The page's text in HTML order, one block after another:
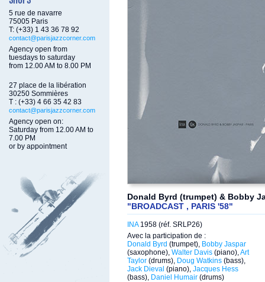
5 rue de navarre
75005 Paris
T: (+33) 1 43 36 78 92
contact@parisjazzcorner.com
Agency open from
tuesdays to saturday
from 12.00 AM to 8.00 PM
27 place de la libération
30250 Sommières
T : (+33) 4 66 35 42 83
contact@parisjazzcorner.com
Agency open on:
Saturday from 12.00 AM to
7.00 PM
or by appointment
Donald Byrd (trumpet) & Bobby
"BROADCAST , PARIS '58"
INA1958 (réf. SRLP26)
Avec la participation de :
Donald Byrd (trumpet), Bobby Jaspar
(saxophone), Walter Davis (piano),Art
Taylor (drums), Doug Watkins (bass),
Jack Dieval (piano), Jacques Hess
(bass), Daniel Humair (drums)